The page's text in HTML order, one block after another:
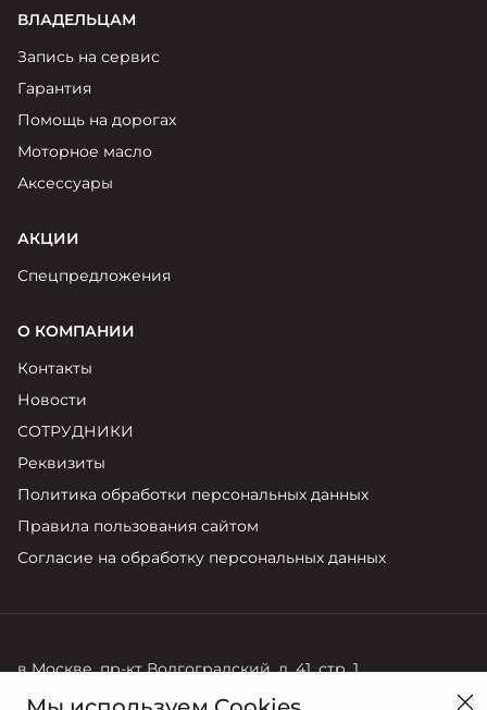
ВЛАДЕЛЬЦАМ
Запись на сервис
Гарантия
Помощь на дорогах
Моторное масло
Аксессуары
АКЦИИ
Спецпредложения
О КОМПАНИИ
Контакты
Новости
СОТРУДНИКИ
Реквизиты
Политика обработки персональных данных
Правила пользования сайтом
Согласие на обработку персональных данных
в Москве, пр-кт Волгоградский, д. 41, стр. 1